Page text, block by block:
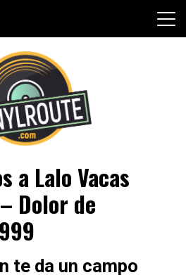
a Lalo Vacas
Dolor de
te da un campo